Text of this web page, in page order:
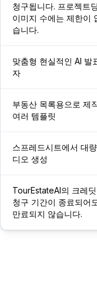
청구됩니다. 프로젝트
이미지 수에는 제한이
습니다.
맞춤형 현실적인 AI 발
자
부동산 목록용으로 제
여러 템플릿
스프레드시트에서 대
디오 생성
TourEstateAI의 크레
청구 기간이 종료되어
만료되지 않습니다.